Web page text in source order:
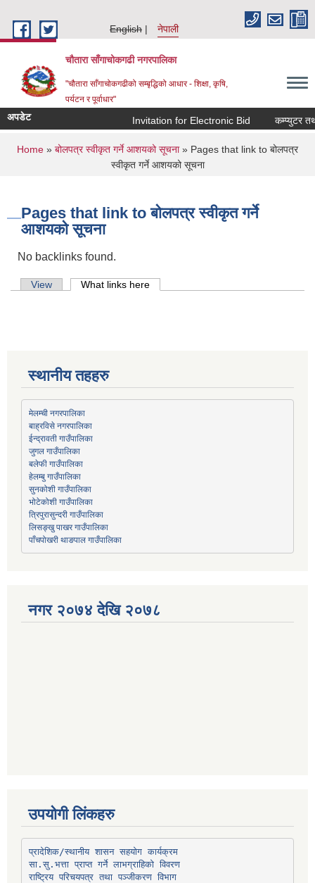
English
नेपाली
चौतारा साँगाचोकगढी नगरपालिका
"चौतारा साँगाचोकगढीको सम्बृद्धिको आधार - शिक्षा, कृषि,
पर्यटन र पूर्वाधार"
अपडेट Invitation for Electronic Bid कम्प्युटर तथा
You are here
Home » बोलपत्र स्वीकृत गर्ने आशयको सूचना» Pages that link to बोलपत्र
स्वीकृत गर्ने आशयको सूचना
Pages that link to बोलपत्र स्वीकृत गर्ने
आशयको सूचना
No backlinks found.
Primary tabs
View What links here
स्थानीय तहहरु
मेलम्ची नगरपालिका
बाह्रविसे नगरपालिका
ईन्द्रावती गाउँपालिका
जुगल गाउँपालिका
बलेफी गाउँपालिका
हेलम्बु गाउँपालिका
सुनकोशी गाउँपालिका
भोटेकोशी गाउँपालिका
त्रिपुरासुन्दरी गाउँपालिका
लिसङ्खु पाखर गाउँपालिका
पाँचपोखरी थाङपाल गाउँपालिका
नगर २०७४ देखि २०७८
उपयोगी लिंकहरु
प्रादेशिक/स्थानीय शासन सहयोग कार्यक्रम
सा.सु.भत्ता प्राप्त गर्ने लाभग्राहिको विवरण
राष्ट्रिय परिचयपत्र तथा पञ्‍जीकरण विभाग